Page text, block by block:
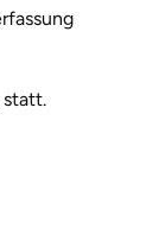
statt.